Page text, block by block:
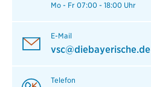
Mo - Fr 07:00 - 18:00 Uhr
E-Mail
vsc@diebayerische.de
Telefon